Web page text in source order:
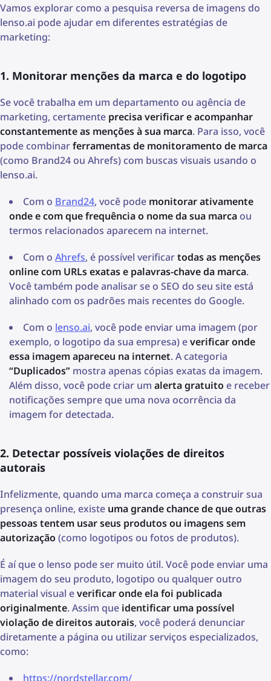
Vamos explorar como a pesquisa reversa de imagens do
lenso.ai pode ajudar em diferentes estratégias de
marketing:
1. Monitorar menções da marca e do logotipo
Se você trabalha em um departamento ou agência de
marketing, certamente precisa verificar e acompanhar
constantemente as menções à sua marca. Para isso, você
pode combinarferramentas de monitoramento de marca
(como Brand24 ou Ahrefs) com buscas visuais usando o
lenso.ai.
Com o Brand24, você pode monitorar ativamente
onde e com que frequência o nome da sua marcaou
termos relacionados aparecem na internet.
Com o Ahrefs, é possível verificartodas as menções
online com URLs exatas e palavras-chave da marca.
Você também pode analisar se o SEO do seu site está
alinhado com os padrões mais recentes do Google.
Com o lenso.ai, você pode enviar uma imagem (por
exemplo, o logotipo da sua empresa) everificar onde
essa imagem apareceu na internet. A categoria
“Duplicados” mostra apenas cópias exatas da imagem.
Além disso, você pode criar um alerta gratuito e receber
notificações sempre que uma nova ocorrência da
imagem for detectada.
2. Detectar possíveis violações de direitos
autorais
Infelizmente, quando uma marca começa a construir sua
presença online, existe uma grande chance de que outras
pessoas tentem usar seus produtos ou imagens sem
autorização (como logotipos ou fotos de produtos).
É aí que o lenso pode ser muito útil. Você pode enviar uma
imagem do seu produto, logotipo ou qualquer outro
material visual everificar onde ela foi publicada
originalmente. Assim que identificar uma possível
violação de direitos autorais, você poderá denunciar
diretamente a página ou utilizar serviços especializados,
como:
https://nordstellar.com/